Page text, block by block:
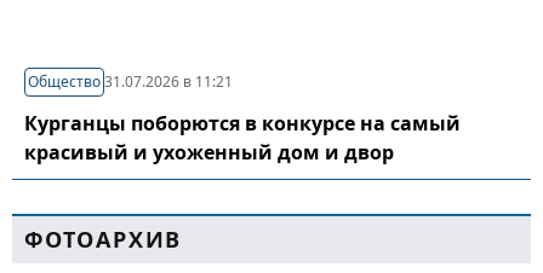
Общество31.07.2026 в 11:21
Курганцы поборются в конкурсе на самый
красивый и ухоженный дом и двор
ФОТОАРХИВ